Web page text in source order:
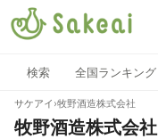
検索 全国ランキング
サケアイ ›牧野酒造株式会社
牧野酒造株式会社